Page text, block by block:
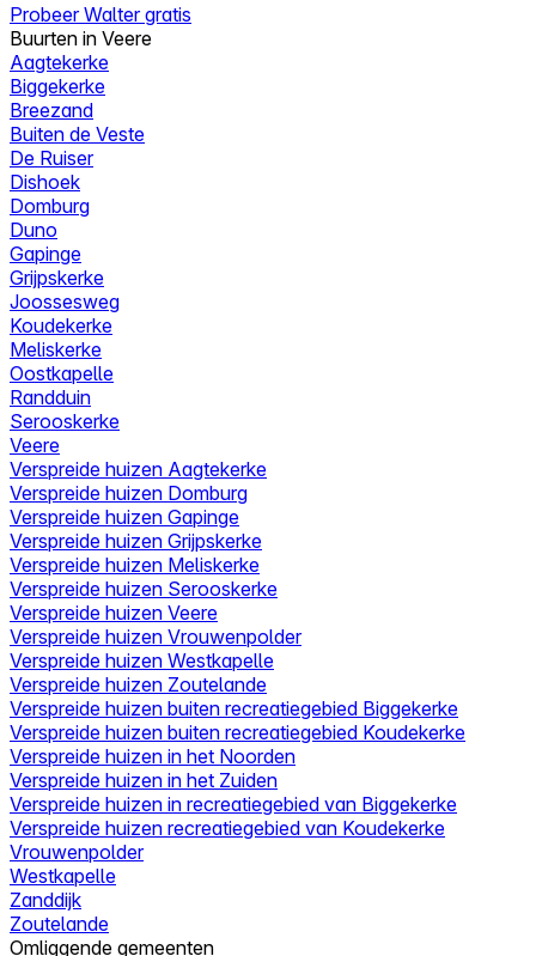
Probeer Walter gratis
Buurten in Veere
Aagtekerke
Biggekerke
Breezand
Buiten de Veste
De Ruiser
Dishoek
Domburg
Duno
Gapinge
Grijpskerke
Joossesweg
Koudekerke
Meliskerke
Oostkapelle
Randduin
Serooskerke
Veere
Verspreide huizen Aagtekerke
Verspreide huizen Domburg
Verspreide huizen Gapinge
Verspreide huizen Grijpskerke
Verspreide huizen Meliskerke
Verspreide huizen Serooskerke
Verspreide huizen Veere
Verspreide huizen Vrouwenpolder
Verspreide huizen Westkapelle
Verspreide huizen Zoutelande
Verspreide huizen buiten recreatiegebied Biggekerke
Verspreide huizen buiten recreatiegebied Koudekerke
Verspreide huizen in het Noorden
Verspreide huizen in het Zuiden
Verspreide huizen in recreatiegebied van Biggekerke
Verspreide huizen recreatiegebied van Koudekerke
Vrouwenpolder
Westkapelle
Zanddijk
Zoutelande
Omliggende gemeenten